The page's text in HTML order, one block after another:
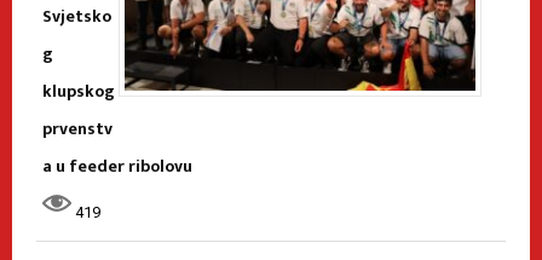
Svjetsko
g
klupskog
prvenstv
a u feeder ribolovu
419